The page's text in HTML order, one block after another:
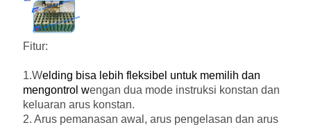
Fitur:
1.Welding bisa lebih fleksibel untuk memilih dan
mengontrol wengan dua mode instruksi konstan dan
keluaran arus konstan.
2. Arus pemanasan awal, arus pengelasan dan arus